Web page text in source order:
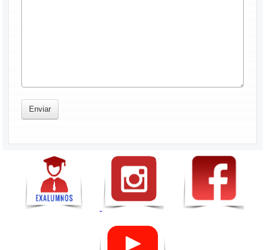
Enviar